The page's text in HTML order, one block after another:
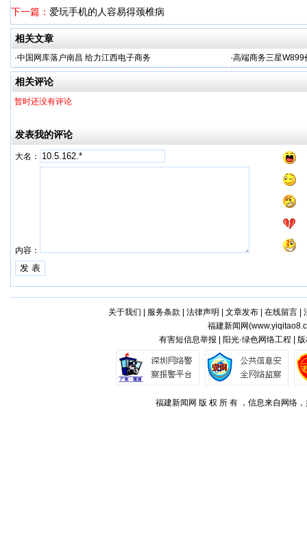
下一篇： 爱玩手机的人容易得颈椎病
相关文章
·中国网库落户南昌 给力江西电子商务 ·高端商务三星W899
相关评论
暂时还没有评论
发表我的评论
大名：
内容：
关于我们 服务条款 法律声明 文章发布| 在线留言|
福建新闻网(
有害短信息举报 | 阳光·绿色网络工程 |
福建新闻网 版 权 所 有 ，信息来自网络